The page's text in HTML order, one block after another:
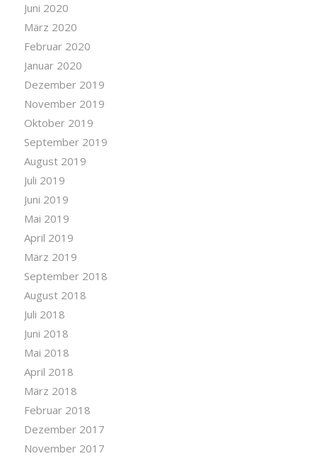
Juni 2020
März 2020
Februar 2020
Januar 2020
Dezember 2019
November 2019
Oktober 2019
September 2019
August 2019
Juli 2019
Juni 2019
Mai 2019
April 2019
März 2019
September 2018
August 2018
Juli 2018
Juni 2018
Mai 2018
April 2018
März 2018
Februar 2018
Dezember 2017
November 2017